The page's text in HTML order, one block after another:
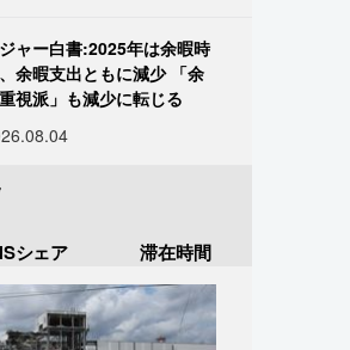
ャー白書:2025年は余暇時
余暇支出ともに減少 「余
視派」も減少に転じる
シェア 滞在時間